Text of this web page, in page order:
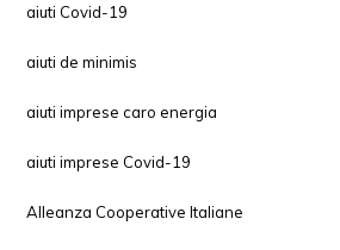
aiuti Covid-19
aiuti de minimis
aiuti imprese caro energia
aiuti imprese Covid-19
Alleanza Cooperative Italiane